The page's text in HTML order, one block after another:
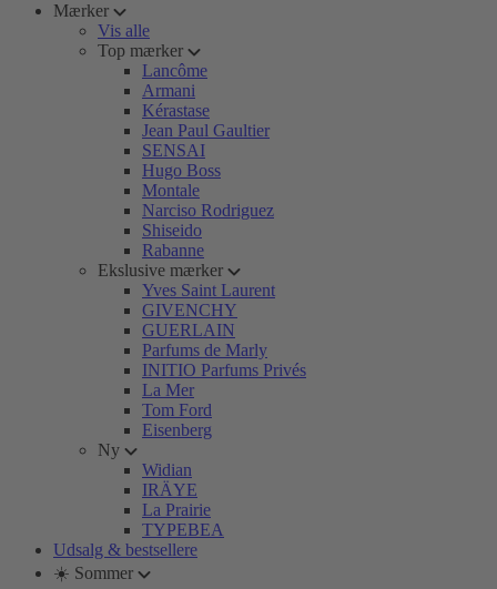
Mærker
Vis alle
Top mærker
Lancôme
Armani
Kérastase
Jean Paul Gaultier
SENSAI
Hugo Boss
Montale
Narciso Rodriguez
Shiseido
Rabanne
Ekslusive mærker
Yves Saint Laurent
GIVENCHY
GUERLAIN
Parfums de Marly
INITIO Parfums Privés
La Mer
Tom Ford
Eisenberg
Ny
Widian
IRÄYE
La Prairie
TYPEBEA
Udsalg & bestsellere
☀️ Sommer